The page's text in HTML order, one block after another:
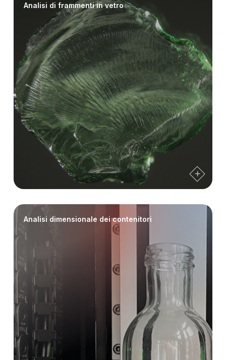
Analisi di frammenti in vetro
Analisi dimensionale dei contenitori